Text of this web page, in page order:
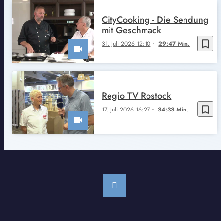
bookmark_border
31. Juli 2026 12:10 29:47 Min.
CityCooking - Die Sendung
mit Geschmack
bookmark_border
17. Juli 2026 16:27 34:33 Min.
Regio TV Rostock